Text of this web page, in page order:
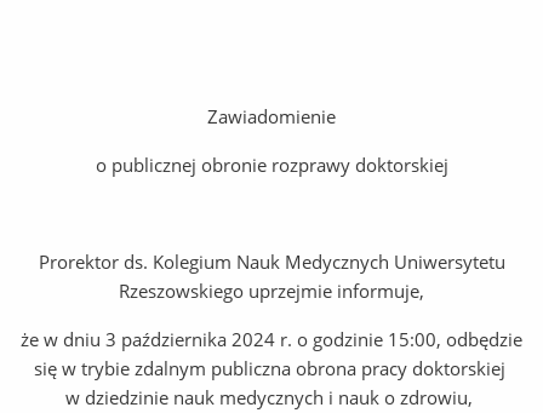
Zawiadomienie
o publicznej obronie rozprawy doktorskiej
Prorektor ds. Kolegium Nauk Medycznych Uniwersytetu
Rzeszowskiego uprzejmie informuje,
że w dniu 3 października 2024 r. o godzinie 15:00, odbędzie
się w trybie zdalnym publiczna obrona pracy doktorskiej
w dziedzinie nauk medycznych i nauk o zdrowiu,